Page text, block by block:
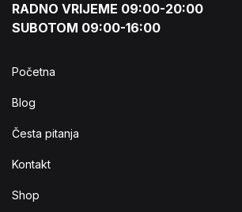
RADNO VRIJEME 09:00-20:00
SUBOTOM 09:00-16:00
Početna
Blog
Česta pitanja
Kontakt
Shop